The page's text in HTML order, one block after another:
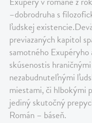
–dobrodruha s
ľudskej
previazaných kapitol
samotného
skúsenostis
nezabudnuteľnými
miestami, či hlbokými
jediný skutočný
Román – báseň.